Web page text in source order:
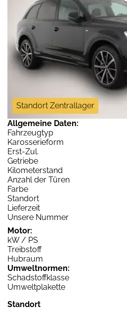
Standort Zentrallager
Allgemeine Daten:
Fahrzeugtyp
Karosserieform
Erst-Zul.
Getriebe
Kilometerstand
Anzahl der Türen
Farbe
Standort
Lieferzeit
Unsere Nummer
Motor:
kW / PS
Treibstoff
Hubraum
Umweltnormen:
Schadstoffklasse
Umweltplakette
Standort